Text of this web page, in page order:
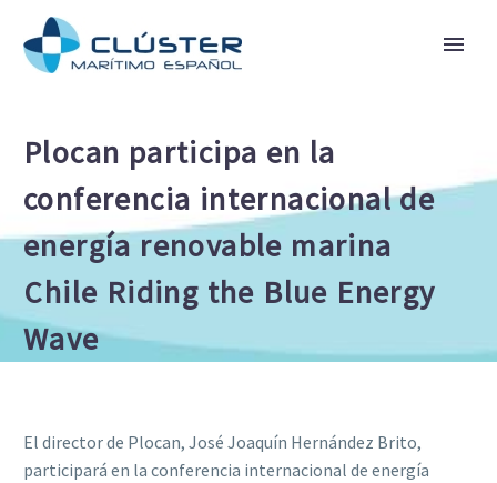
Plocan participa en la
conferencia internacional de
energía renovable marina
Chile Riding the Blue Energy
Wave
El director de Plocan, José Joaquín Hernández Brito,
participará en la conferencia internacional de energía